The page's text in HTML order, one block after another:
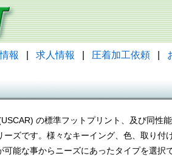
報 求人情報 圧着加工依頼
の標準フットプリント、及び同性
ーズです。様々なキーイング、色、取り付
可能な事からニーズにあったタイプを選択